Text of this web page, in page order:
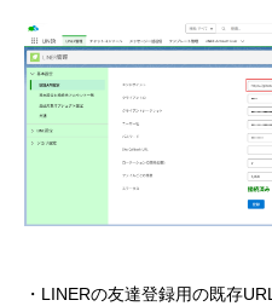
・LINERの友達登録用の既存URL